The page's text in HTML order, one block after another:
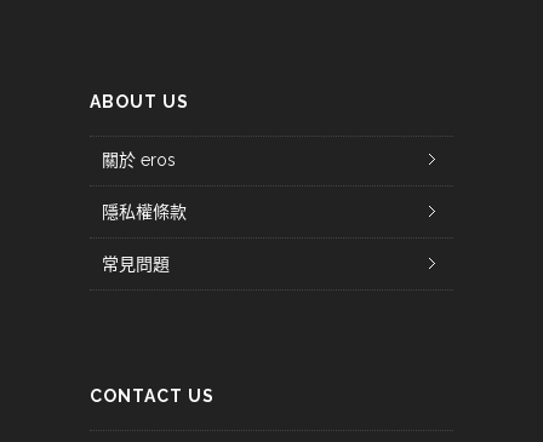
ABOUT US
關於 eros
隱私權條款
常見問題
CONTACT US